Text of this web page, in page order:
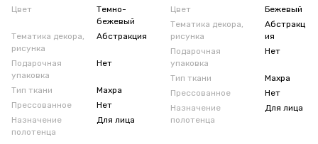
Цвет
Темно-
бежевый
Тематика декора,
рисунка
Абстракция
Подарочная
упаковка
Нет
Тип ткани
Махра
Прессованное
Нет
Назначение
полотенца
Для лица
Цвет
Бежевый
Тематика декора,
рисунка
Абстракц
ия
Подарочная
упаковка
Нет
Тип ткани
Махра
Прессованное
Нет
Назначение
полотенца
Для лица